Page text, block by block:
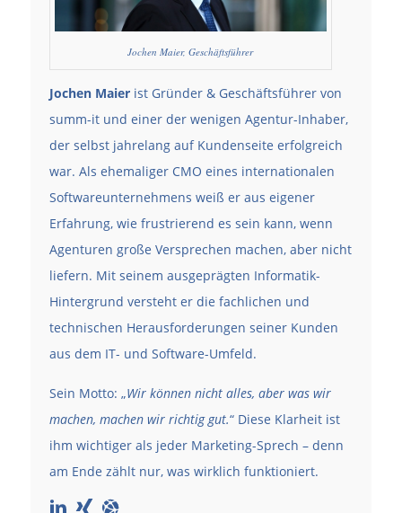
Jochen Maier, Geschäftsführer
Jochen Maierist Gründer & Geschäftsführer von
summ-it und einer der wenigen Agentur-Inhaber,
der selbst jahrelang auf Kundenseite erfolgreich
war. Als ehemaliger CMO eines internationalen
Softwareunternehmens weiß er aus eigener
Erfahrung, wie frustrierend es sein kann, wenn
Agenturen große Versprechen machen, aber nicht
liefern. Mit seinem ausgeprägten Informatik-
Hintergrund versteht er die fachlichen und
technischen Herausforderungen seiner Kunden
aus dem IT- und Software-Umfeld.
Sein Motto: „Wir können nicht alles, aber was wir
machen, machen wir richtig gut.“ Diese Klarheit ist
ihm wichtiger als jeder Marketing-Sprech – denn
am Ende zählt nur, was wirklich funktioniert.